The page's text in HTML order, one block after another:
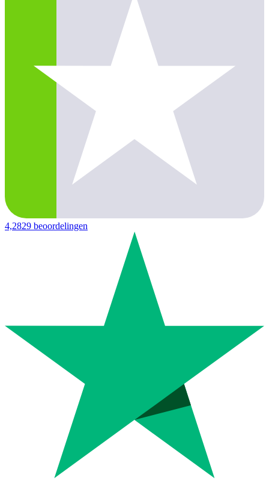
4,2829 beoordelingen